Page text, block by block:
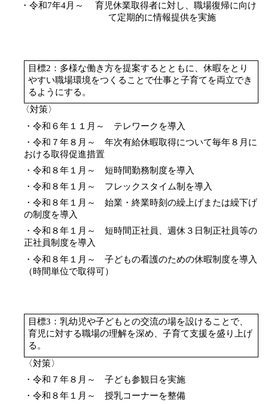
・令和7年4月～ 育児休業取得者に対し、職場復帰に向け
て定期的に情報提供を実施
目標2 ：多様な働き方を提案するとともに、休暇をとり
やすい職場環境をつくることで仕事と子育てを両立でき
るようにする。
〈対策〉
・令和６年１１月～ テレワークを導入
・令和７年８月～ 年次有給休暇取得について毎年８月に
おける取得促進措置
・令和８年１月～ 短時間勤務制度を導入
・令和８年１月～ フレックスタイム制を導入
・令和８年１月～ 始業・終業時刻の繰上げまたは繰下げ
の制度を導入
・令和８年１月～ 短時間正社員、週休３日制正社員等の
正社員制度を導入
・令和８年１月～ 子どもの看護のための休暇制度を導入
（時間単位で取得可）
目標3 ：乳幼児や子どもとの交流の場を設けることで、
育児に対する職場の理解を深め、子育て支援を盛り上げ
る。
〈対策〉
・令和７年８月～ 子ども参観日を実施
・令和８年１月～ 授乳コーナーを整備